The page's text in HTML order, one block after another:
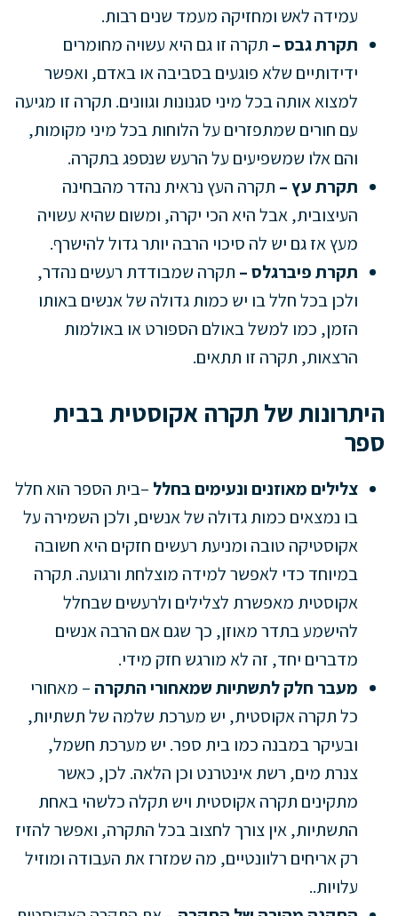
עמידה לאש ומחזיקה מעמד שנים רבות.
תקרת גבס – תקרה זו גם היא עשויה מחומרים
ידידותיים שלא פוגעים בסביבה או באדם, ואפשר
למצוא אותה בכל מיני סגנונות וגוונים. תקרה זו מגיעה
עם חורים שמתפזרים על הלוחות בכל מיני מקומות,
והם אלו שמשפיעים על הרעש שנספג בתקרה.
תקרת עץ – תקרה העץ נראית נהדר מהבחינה
העיצובית, אבל היא הכי יקרה, ומשום שהיא עשויה
מעץ אז גם יש לה סיכוי הרבה יותר גדול להישרף.
תקרת פיברגלס – תקרה שמבודדת רעשים נהדר,
ולכן בכל חלל בו יש כמות גדולה של אנשים באותו
הזמן, כמו למשל באולם הספורט או באולמות
הרצאות, תקרה זו תתאים.
היתרונות של תקרה אקוסטית בבית
ספר
צלילים מאוזנים ונעימים בחלל –בית הספר הוא חלל
בו נמצאים כמות גדולה של אנשים, ולכן השמירה על
אקוסטיקה טובה ומניעת רעשים חזקים היא חשובה
במיוחד כדי לאפשר למידה מוצלחת ורגועה. תקרה
אקוסטית מאפשרת לצלילים ולרעשים שבחלל
להישמע בתדר מאוזן, כך שגם אם הרבה אנשים
מדברים יחד, זה לא מורגש חזק מידי.
מעבר חלק לתשתיות שמאחורי התקרה – מאחורי
כל תקרה אקוסטית, יש מערכת שלמה של תשתיות,
ובעיקר במבנה כמו בית ספר. יש מערכת חשמל,
צנרת מים, רשת אינטרנט וכן הלאה. לכן, כאשר
מתקינים תקרה אקוסטית ויש תקלה כלשהי באחת
התשתיות, אין צורך לחצוב בכל התקרה, ואפשר להזיז
רק אריחים רלוונטיים, מה שמזרז את העבודה ומוזיל
עלויות..